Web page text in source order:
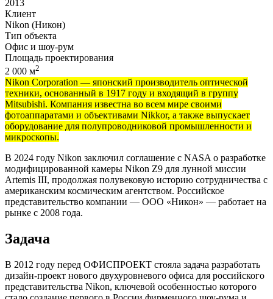
2013
Клиент
Nikon (Никон)
Тип объекта
Офис и шоу-рум
Площадь проектирования
2 000 м2
Nikon Corporation — японский производитель оптической
техники, основанный в 1917 году и входящий в группу
Mitsubishi. Компания известна во всем мире своими
фотоаппаратами и объективами Nikkor, а также выпускает
оборудование для полупроводниковой промышленности и
микроскопы.
В 2024 году Nikon заключил соглашение с NASA о разработке
модифицированной камеры Nikon Z9 для лунной миссии
Artemis III, продолжая полувековую историю сотрудничества с
американским космическим агентством. Российское
представительство компании — ООО «Никон» — работает на
рынке с 2008 года.
Задача
В 2012 году перед ОФИСПРОЕКТ стояла задача разработать
дизайн-проект нового двухуровневого офиса для российского
представительства Nikon, ключевой особенностью которого